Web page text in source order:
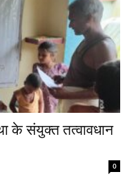
के संयुक्त तत्वावधान
0